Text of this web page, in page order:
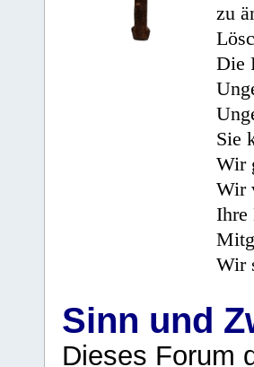
zu
Die
Sie
Wir
Wir
Ihre
Wir
Sinn und
Dieses Forum